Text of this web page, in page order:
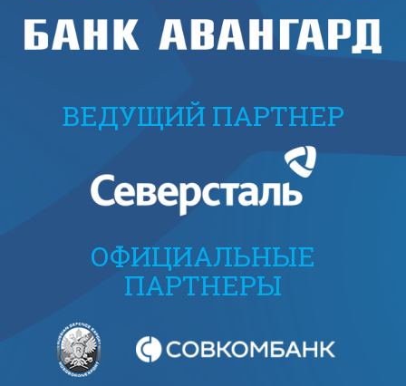
ВЕДУЩИЙ ПАРТНЕР
ОФИЦИАЛЬНЫЕ
ПАРТНЕРЫ